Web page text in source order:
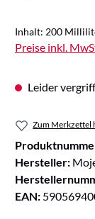
Inhalt: 200
Preise inkl.
Leider
Zum Merkzettel
Hersteller:
EAN: